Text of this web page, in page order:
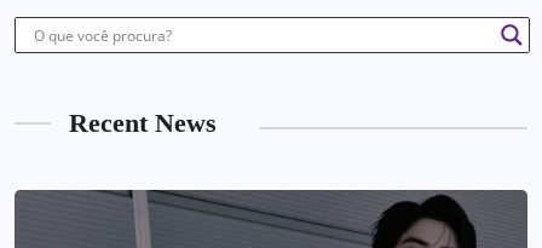
Recent News